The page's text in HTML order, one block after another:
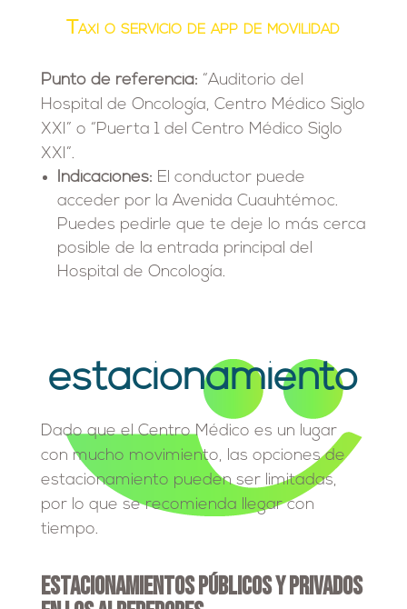
Taxi o servicio de app de movilidad
Punto de referencia: “Auditorio del
Hospital de Oncología, Centro Médico Siglo
XXI” o “Puerta 1 del Centro Médico Siglo
XXI”.
Indicaciones: El conductor puede
acceder por la Avenida Cuauhtémoc.
Puedes pedirle que te deje lo más cerca
posible de la entrada principal del
Hospital de Oncología.
estacionamiento
Dado que el Centro Médico es un lugar
con mucho movimiento, las opciones de
estacionamiento pueden ser limitadas,
por lo que se recomienda llegar con
tiempo.
Estacionamientos Públicos y Privados